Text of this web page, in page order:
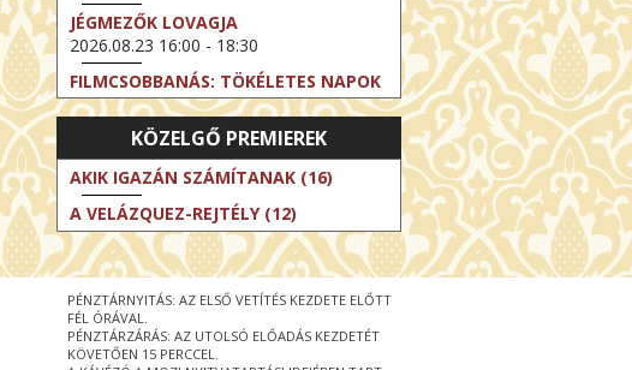
JÉGMEZŐK LOVAGJA
2026.08.23 16:00 - 18:30
FILMCSOBBANÁS: TÖKÉLETES NAPOK
2026.08.25 19:30 - 21:45
FILMCSOBBANÁS: IFJÚSÁG
2026.08.27 19:30 - 21:30
EXHIBITION ON SCREEN: VINCENT
VAN GOGH - ÚJ LÁTÁSMÓD
2026.08.30 11:00 - 12:30
NT LIVE / DAVID IRELAND: THE FIFTH
STEP
2026.09.01 19:00 - 21:00
BERLIN ELESTE
KÖZELGŐ PREMIEREK
AKIK IGAZÁN SZÁMÍTANAK (16)
A VELÁZQUEZ-REJTÉLY (12)
PÉNZTÁRNYITÁS: AZ ELSŐ VETÍTÉS KEZDETE ELŐTT
FÉL ÓRÁVAL.
PÉNZTÁRZÁRÁS: AZ UTOLSÓ ELŐADÁS KEZDETÉT
KÖVETŐEN 15 PERCCEL.